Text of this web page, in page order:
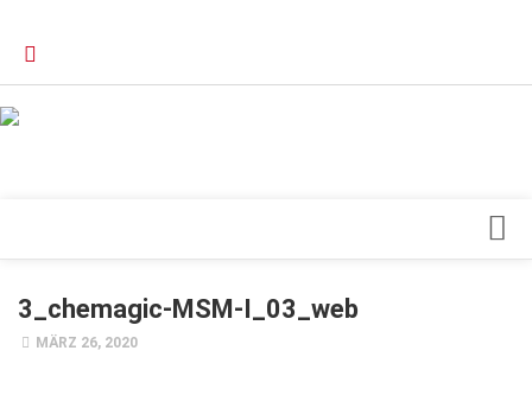
Forschung
3_chemagic-MSM-I_03_web
MÄRZ 26, 2020